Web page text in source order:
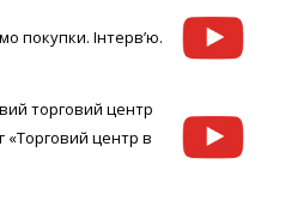
покупки. Інтерв’ю.
торговий центр
«Торговий центр в